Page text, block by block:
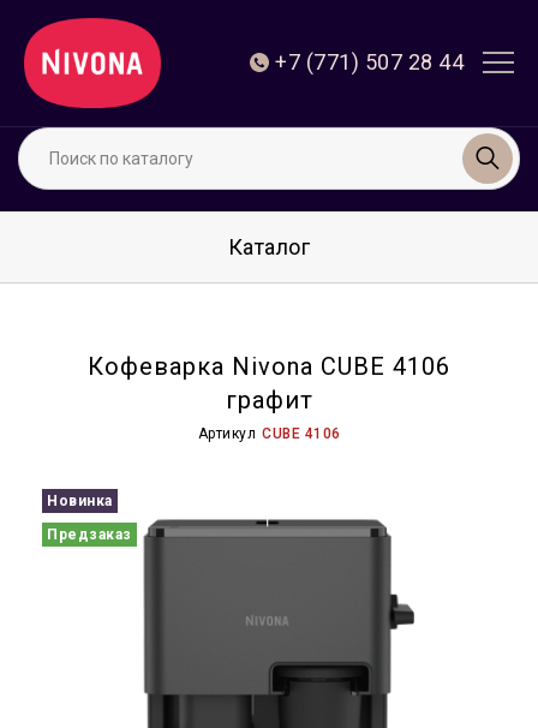
+7 (771) 507 28 44
Каталог
Кофеварка Nivona CUBE 4106
графит
Артикул CUBE 4106
Новинка
Предзаказ